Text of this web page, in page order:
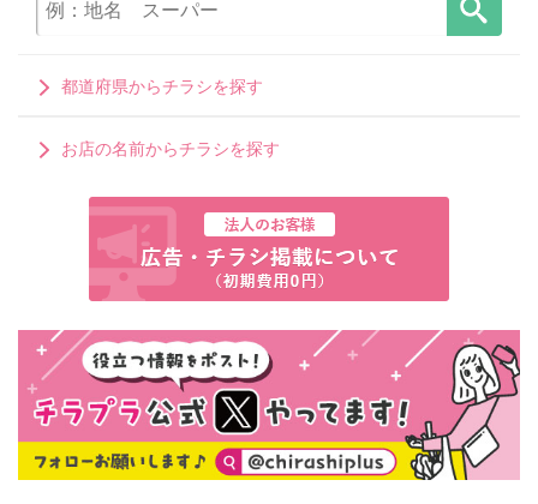
都道府県からチラシを探す
お店の名前からチラシを探す